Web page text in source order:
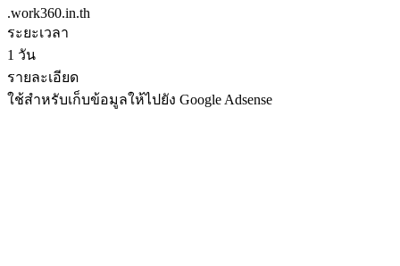
.work360.in.th
ระยะเวลา
1 วัน
รายละเอียด
ใช้สำหรับเก็บข้อมูลให้ไปยัง Google Adsense